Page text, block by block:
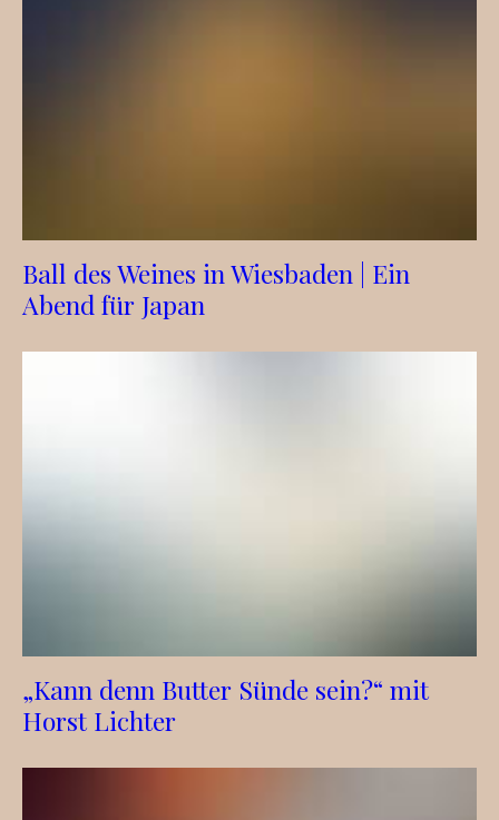
Ball des Weines in Wiesbaden | Ein
Abend für Japan
„Kann denn Butter Sünde sein?“ mit
Horst Lichter